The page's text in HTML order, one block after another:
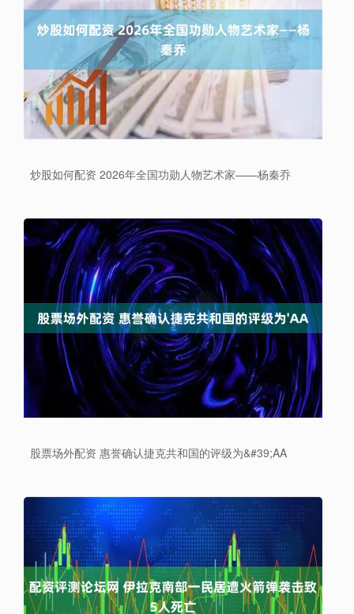
炒股如何配资 2026年全国功勋人物艺术家——杨秦乔
股票场外配资 惠誉确认捷克共和国的评级为&#39;AA